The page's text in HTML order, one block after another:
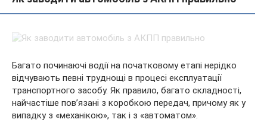
Багато починаючі водії на початковому етапі нерідко
відчувають певні труднощі в процесі експлуатації
транспортного засобу. Як правило, багато складності,
найчастіше пов’язані з коробкою передач, причому як у
випадку з «механікою», так і з «автоматом».